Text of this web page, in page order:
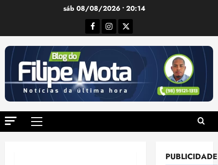
sáb 08/08/2026 • 20:14
Facebook
Instagram
Twitter
Menu
PUBLICIDADE